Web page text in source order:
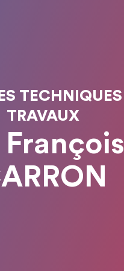
TRAVAUX
François